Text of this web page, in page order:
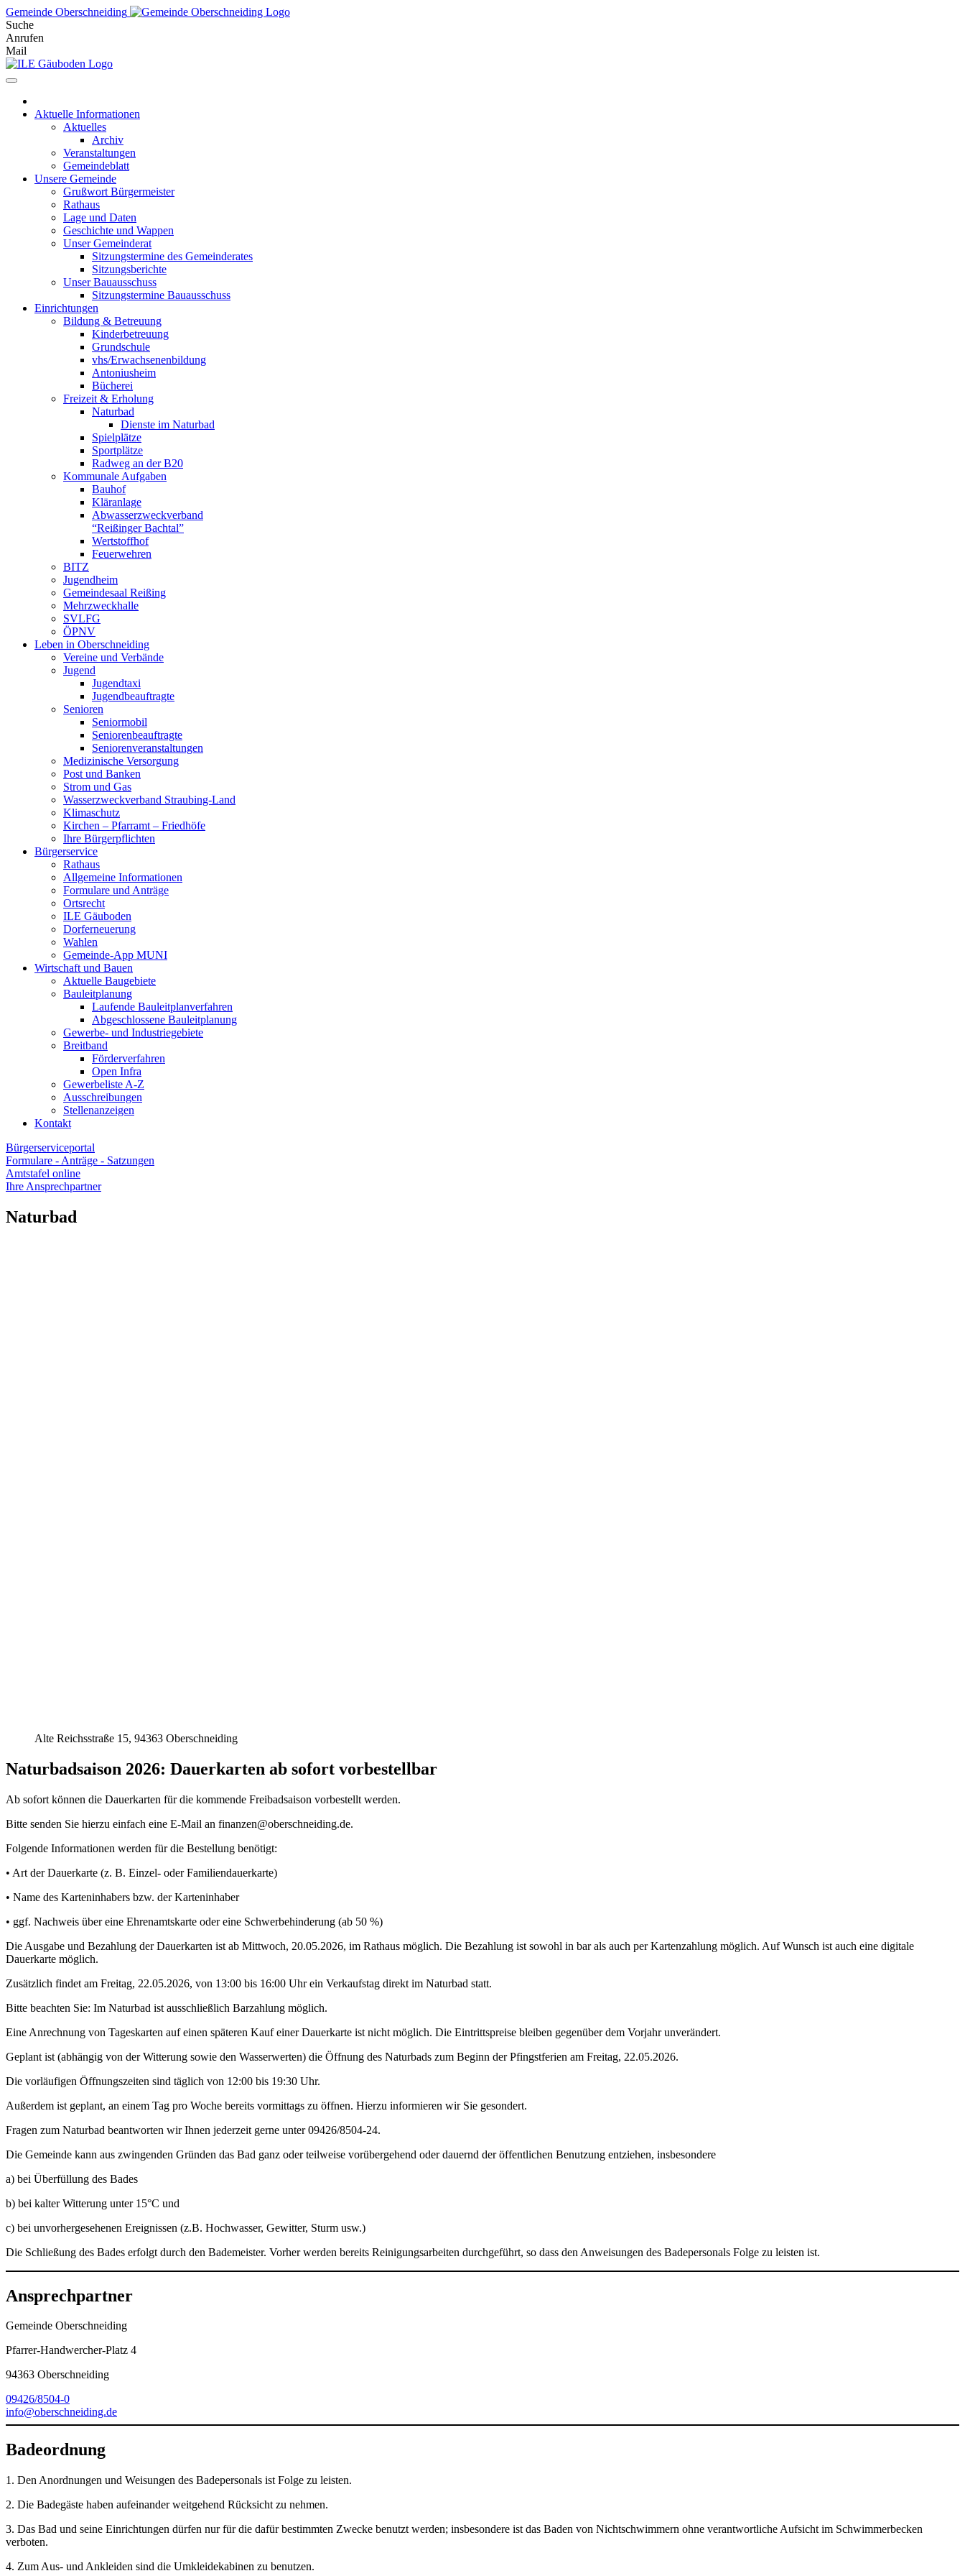
Skip
to
content
Gemeinde Oberschneiding
Suche
Anrufen
Mail
Aktuelle Informationen
Aktuelles
Archiv
Veranstaltungen
Gemeindeblatt
Unsere Gemeinde
Grußwort Bürgermeister
Rathaus
Lage und Daten
Geschichte und Wappen
Unser Gemeinderat
Sitzungstermine des Gemeinderates
Sitzungsberichte
Unser Bauausschuss
Sitzungstermine Bauausschuss
Einrichtungen
Bildung & Betreuung
Kinderbetreuung
Grundschule
vhs/Erwachsenenbildung
Antoniusheim
Bücherei
Freizeit & Erholung
Naturbad
Dienste im Naturbad
Spielplätze
Sportplätze
Radweg an der B20
Kommunale Aufgaben
Bauhof
Kläranlage
Abwasserzweckverband
“Reißinger Bachtal”
Wertstoffhof
Feuerwehren
BITZ
Jugendheim
Gemeindesaal Reißing
Mehrzweckhalle
SVLFG
ÖPNV
Leben in Oberschneiding
Vereine und Verbände
Jugend
Jugendtaxi
Jugendbeauftragte
Senioren
Seniormobil
Seniorenbeauftragte
Seniorenveranstaltungen
Medizinische Versorgung
Post und Banken
Strom und Gas
Wasserzweckverband Straubing-Land
Klimaschutz
Kirchen – Pfarramt – Friedhöfe
Ihre Bürgerpflichten
Bürgerservice
Rathaus
Allgemeine Informationen
Formulare und Anträge
Ortsrecht
ILE Gäuboden
Dorferneuerung
Wahlen
Gemeinde-App MUNI
Wirtschaft und Bauen
Aktuelle Baugebiete
Bauleitplanung
Laufende Bauleitplanverfahren
Abgeschlossene Bauleitplanung
Gewerbe- und Industriegebiete
Breitband
Förderverfahren
Open Infra
Gewerbeliste A-Z
Ausschreibungen
Stellenanzeigen
Kontakt
Bürgerserviceportal
Formulare - Anträge - Satzungen
Amtstafel online
Ihre Ansprechpartner
Naturbad
Alte Reichsstraße 15, 94363 Oberschneiding
Naturbadsaison 2026: Dauerkarten ab sofort vorbestellbar
Ab sofort können die Dauerkarten für die kommende Freibadsaison vorbestellt werden.
Bitte senden Sie hierzu einfach eine E-Mail an finanzen@oberschneiding.de.
Folgende Informationen werden für die Bestellung benötigt:
• Art der Dauerkarte (z. B. Einzel- oder Familiendauerkarte)
• Name des Karteninhabers bzw. der Karteninhaber
• ggf. Nachweis über eine Ehrenamtskarte oder eine Schwerbehinderung (ab 50 %)
Die Ausgabe und Bezahlung der Dauerkarten ist ab Mittwoch, 20.05.2026, im Rathaus möglich. Die Bezahlung ist sowohl in bar als auch per Kartenzahlung möglich. Auf Wunsch ist auch eine digitale
Dauerkarte möglich.
Zusätzlich findet am Freitag, 22.05.2026, von 13:00 bis 16:00 Uhr ein Verkaufstag direkt im Naturbad statt.
Bitte beachten Sie: Im Naturbad ist ausschließlich Barzahlung möglich.
Eine Anrechnung von Tageskarten auf einen späteren Kauf einer Dauerkarte ist nicht möglich. Die Eintrittspreise bleiben gegenüber dem Vorjahr unverändert.
Geplant ist (abhängig von der Witterung sowie den Wasserwerten) die Öffnung des Naturbads zum Beginn der Pfingstferien am Freitag, 22.05.2026.
Die vorläufigen Öffnungszeiten sind täglich von 12:00 bis 19:30 Uhr.
Außerdem ist geplant, an einem Tag pro Woche bereits vormittags zu öffnen. Hierzu informieren wir Sie gesondert.
Fragen zum Naturbad beantworten wir Ihnen jederzeit gerne unter 09426/8504-24.
Die Gemeinde kann aus zwingenden Gründen das Bad ganz oder teilweise vorübergehend oder dauernd der öffentlichen Benutzung entziehen, insbesondere
a) bei Überfüllung des Bades
b) bei kalter Witterung unter 15°C und
c) bei unvorhergesehenen Ereignissen (z.B. Hochwasser, Gewitter, Sturm usw.)
Die Schließung des Bades erfolgt durch den Bademeister. Vorher werden bereits Reinigungsarbeiten durchgeführt, so dass den Anweisungen des Badepersonals Folge zu leisten ist.
Ansprechpartner
Gemeinde Oberschneiding
Pfarrer-Handwercher-Platz 4
94363 Oberschneiding
09426/8504-0
info@oberschneiding.de
Badeordnung
1. Den Anordnungen und Weisungen des Badepersonals ist Folge zu leisten.
2. Die Badegäste haben aufeinander weitgehend Rücksicht zu nehmen.
3. Das Bad und seine Einrichtungen dürfen nur für die dafür bestimmten Zwecke benutzt werden; insbesondere ist das Baden von Nichtschwimmern ohne verantwortliche Aufsicht im Schwimmerbecken
verboten.
4. Zum Aus- und Ankleiden sind die Umkleidekabinen zu benutzen.